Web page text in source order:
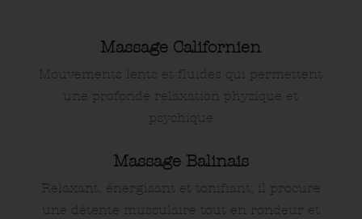
Massage Californien
Mouvements lents et fluides qui permettent
une profonde relaxation physique et
psychique
Massage Balinais
Relaxant, énergisant et tonifiant, il procure
une détente musculaire tout en rondeur et